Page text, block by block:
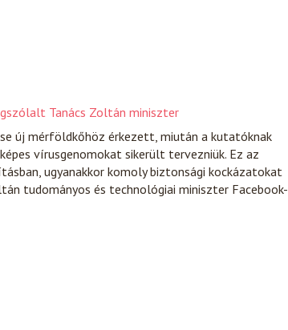
Tanács Zoltán miniszter
új mérföldkőhöz érkezett, miután a kutatóknak
vírusgenomokat sikerült tervezniük. Ez az
ugyanakkor komoly biztonsági kockázatokat
tudományos és technológiai miniszter Facebook-